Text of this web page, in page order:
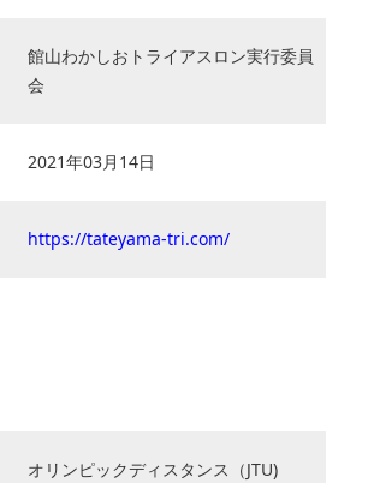
館山わかしおトライアスロン実行委員
会
2021年03月14日
https://tateyama-tri.com/
オリンピックディスタンス（JTU)